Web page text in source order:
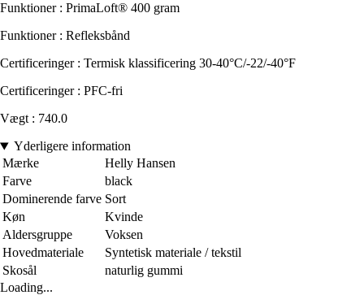
Funktioner : PrimaLoft® 400 gram
Funktioner : Refleksbånd
Certificeringer : Termisk klassificering 30-40°C/-22/-40°F
Certificeringer : PFC-fri
Vægt : 740.0
Yderligere information
Mærke
Helly Hansen
Farve
black
Dominerende farve Sort
Køn
Kvinde
Aldersgruppe
Voksen
Hovedmateriale
Syntetisk materiale / tekstil
Skosål
naturlig gummi
Loading...